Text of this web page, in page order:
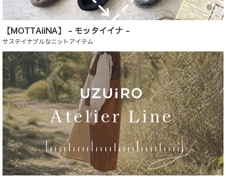
【MOTTAiiNA】 - モッタイイナ -
サステイナブルなニットアイテム